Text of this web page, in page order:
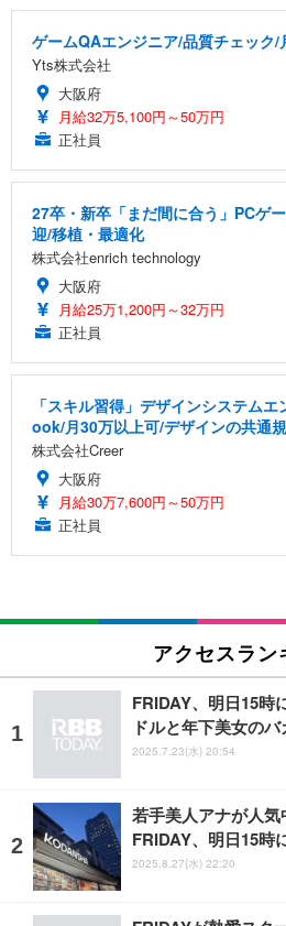
ゲームQAエンジニア/品質チェック/
Yts株式会社
大阪府
月給32万5,100円～50万円
正社員
27卒・新卒「まだ間に合う」PCゲ
迎/移植・最適化
株式会社enrich technology
大阪府
月給25万1,200円～32万円
正社員
「スキル習得」デザインシステム
ook/月30万以上可/デザインの共通
株式会社Creer
大阪府
月給30万7,600円～50万円
正社員
アクセスラン
FRIDAY、明日15時
ドルと年下美女の
2025.7.23(水) 20:54
若手美人アナが人気
FRIDAY、明日15時
2025.8.27(水) 22:20